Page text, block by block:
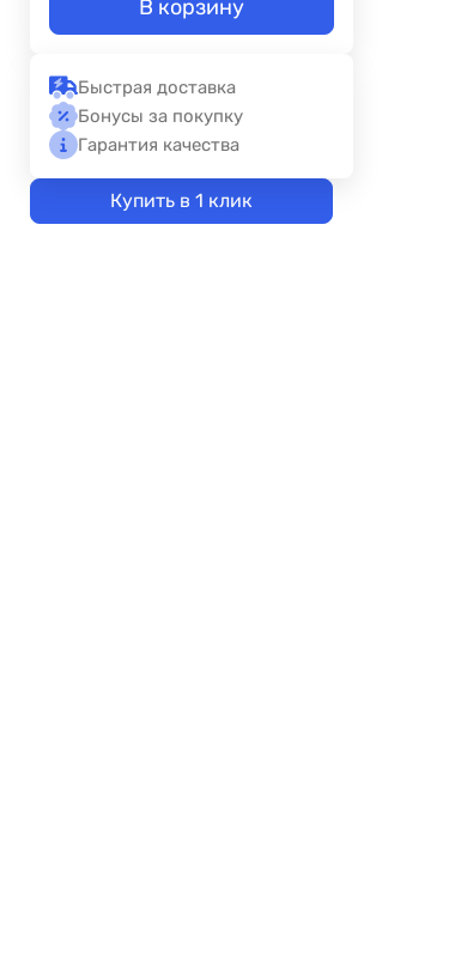
В корзину
Быстрая доставка
Бонусы за покупку
Гарантия качества
Купить в 1 клик